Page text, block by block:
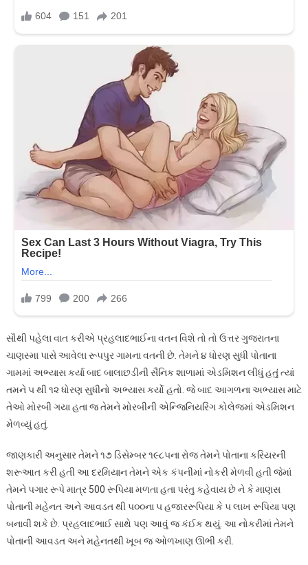
સૌથી પહેલા વાત કરીએ પ્રહલાદભાઈના વતન વિશે તો તો ઉત્તર ગુજરાતના
ચાણસ્મા પાસે આવેલા રૂપપુર ગામના વતની છે. તેમને ૪ ધોરણ સુધી પોતાના
ગામમાં અભ્યાસ કર્યા બાદ બાલાછડીની સૈનિક શાળામાં એડમિશન લીધું હતું ત્યાં
તમને ૫ થી ૧૨ ધોરણ સુધીનો અભ્યાસ કર્યો હતો. જે બાદ આગળના અભ્યાસ માટે
તેઓ મોરબી ગયા હતા જ તેમને મોરબીની એન્જિનિયરિંગ કોલેજમાં એડમિશન
મેળવ્યું હતું.
જાણકારી અનુસાર તેમને ૧૭ ડિસેમ્બર ૧૯૮૫ના રોજ તેમને પોતાના કરિયરની
શરૂઆત કરી હતી આ દરમિયાન તેમને એક કંપનીમાં નોકરી મેળવી હતી જેમાં
તેમને પગાર રૂપે માત્ર 500 રૂપિયા મળતા હતા પરંતુ કહેવાય છે ને કે માણસ
પોતાની મહેનત અને આવડત થી ૫૦૦ના ૫ હજારરૂપિયા કે ૫ લાખ રૂપિયા પણ
બનાવી શકે છે. પ્રહલાદભાઈ સાથે પણ આવું જ કંઈક થયું. આ નોકરીમાં તેમને
પોતાની આવડત અને મહેનતથી ખૂબ જ ઓળખાણ ઊભી કરી.